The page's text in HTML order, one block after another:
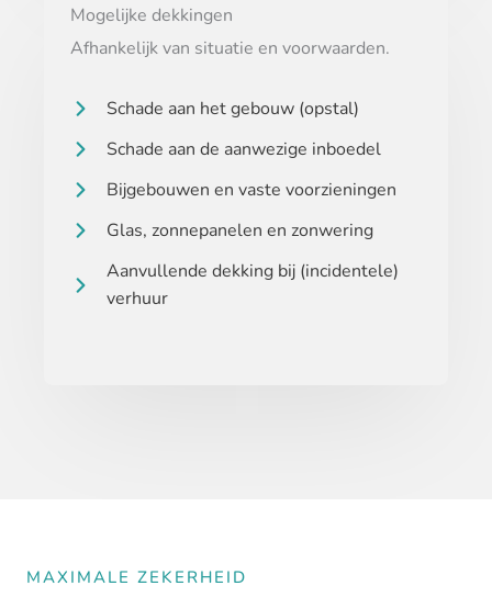
Mogelijke dekkingen
Afhankelijk van situatie en voorwaarden.
Schade aan het gebouw (opstal)
Schade aan de aanwezige inboedel
Bijgebouwen en vaste voorzieningen
Glas, zonnepanelen en zonwering
Aanvullende dekking bij (incidentele)
verhuur
MAXIMALE ZEKERHEID